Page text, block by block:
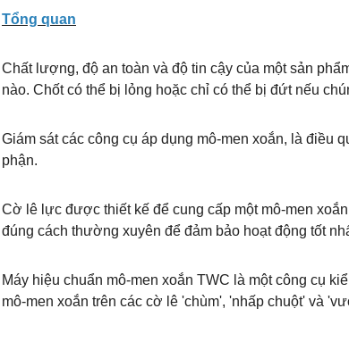
Tổng quan
Chất lượng, độ an toàn và độ tin cậy của một sản
nào. Chốt có thể bị lỏng hoặc chỉ có thể bị đứt nếu
Giám sát các công cụ áp dụng mô-men xoắn, là điều
phận.
Cờ lê lực được thiết kế để cung cấp một mô-men
đúng cách thường xuyên để đảm bảo hoạt động tốt
Máy hiệu chuẩn mô-men xoắn TWC là một công cụ
mô-men xoắn trên các cờ lê 'chùm', 'nhấp chuột' và